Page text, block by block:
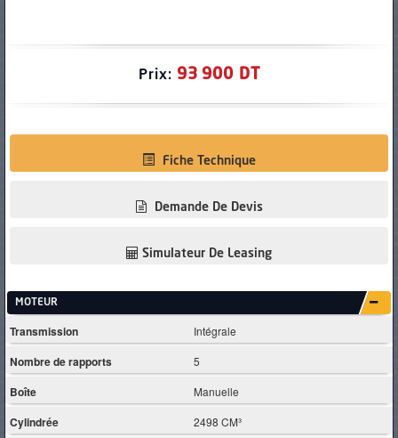
Prix: 93 900 DT
Fiche Technique
Demande De Devis
Simulateur De Leasing
MOTEUR
Transmission Intégrale
Nombre de rapports 5
Boîte Manuelle
Cylindrée 2498 CM³